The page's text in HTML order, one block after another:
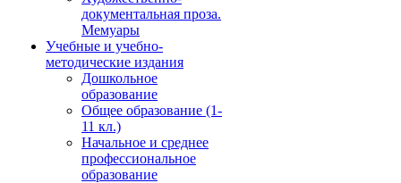
документальная проза.
Мемуары
Учебные и учебно-
методические издания
Дошкольное
образование
Общее образование (1-
11 кл.)
Начальное и среднее
профессиональное
образование